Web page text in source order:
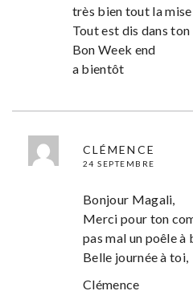
très bien tout la
Tout est dis dans
Bon Week end
a bientôt
CLÉMENCE
24 SEPTEMBRE
Bonjour Magali,
Merci pour ton
pas mal un poêle à
Belle journée à toi,
Clémence